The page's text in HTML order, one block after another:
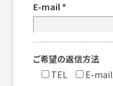
E-mail *
ご希望の返信方法
TEL
E-mail